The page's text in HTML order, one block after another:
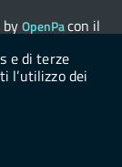
byOpenPacon il
e di terze
l’utilizzo dei